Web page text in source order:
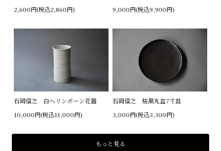
2,600円(税込2,860円)
9,000円(税込9,900円)
石岡信之 白ヘリンボーン花器
10,000円(税込11,000円)
石岡信之 枯黒丸盆7寸皿
3,000円(税込3,300円)
もっと見る